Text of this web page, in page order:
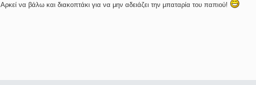
Αρκεί να βάλω και διακοπτάκι για να μην αδειάζει την μπαταρία του παπιού!